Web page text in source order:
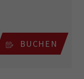
BUCHEN